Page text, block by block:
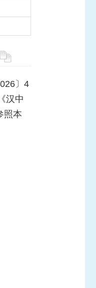
〕4
汉中
照本